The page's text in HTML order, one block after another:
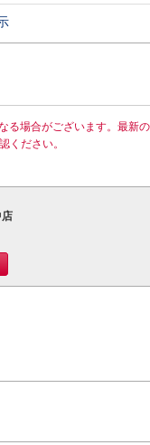
る場合がございます。最新
ください。
店